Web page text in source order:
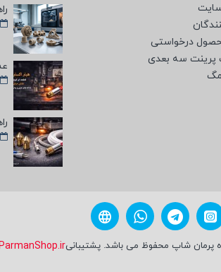
درخواستی
پرینت سه بعدی
مگ
پرمان شاپ محفوظ می باشد. پشتیبانی